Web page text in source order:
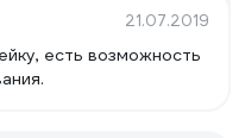
21.07.2019
есть возможность